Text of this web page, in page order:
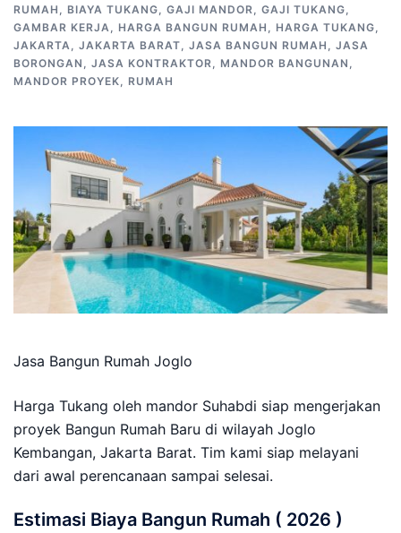
RUMAH , BIAYA TUKANG, GAJI MANDOR, GAJI TUKANG,
GAMBAR KERJA, HARGA BANGUN RUMAH , HARGA TUKANG,
JAKARTA, JAKARTA BARAT, JASA BANGUN RUMAH , JASA
BORONGAN , JASA KONTRAKTOR, MANDOR BANGUNAN ,
MANDOR PROYEK, RUMAH
Jasa Bangun Rumah Joglo
Harga Tukang oleh mandor Suhabdi siap mengerjakan
proyek Bangun Rumah Baru di wilayah Joglo
Kembangan, Jakarta Barat. Tim kami siap melayani
dari awal perencanaan sampai selesai.
Estimasi Biaya Bangun Rumah ( 2026 )